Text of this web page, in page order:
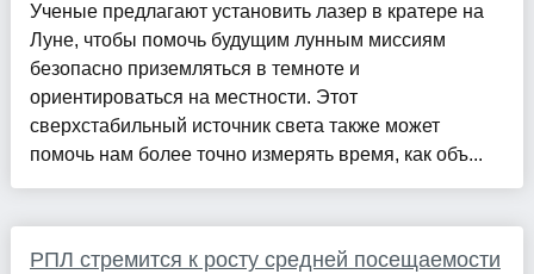
Ученые предлагают установить лазер в кратере на
Луне, чтобы помочь будущим лунным миссиям
безопасно приземляться в темноте и
ориентироваться на местности. Этот
сверхстабильный источник света также может
помочь нам более точно измерять время, как объ...
РПЛ стремится к росту средней посещаемости